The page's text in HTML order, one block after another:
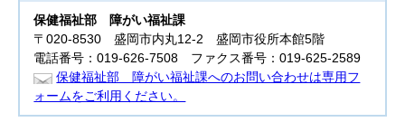
保健福祉部
障がい福祉課
〒020-8530 盛岡市内丸12-2 盛岡市役所本館5階
電話番号：019-626-7508 ファクス番号：019-625-2589
保健福祉部 障がい福祉課へのお問い合わせは専用フ
ォームをご利用ください。